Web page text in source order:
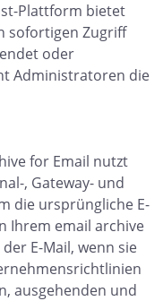
Plattform bietet
sofortigen Zugriff
oder
Administratoren die
for Email nutzt
, Gateway- und
die ursprüngliche E-
Ihrem email archive
E-Mail, wenn sie
ausgehenden und